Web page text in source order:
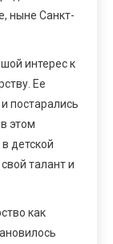
ныне Санкт-
интерес к
Ее
постарались
этом
детской
талант и
как